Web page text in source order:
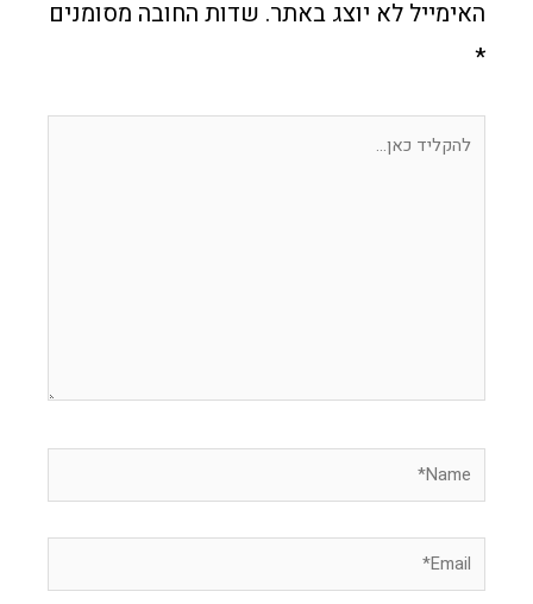
האימייל לא יוצג באתר. שדות החובה מסומנים
*
להקליד
Name*
Email*